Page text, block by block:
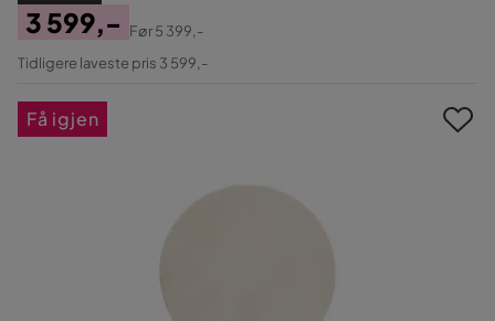
Pris
3 599,-
Original
Før5 399,-
Tidligere laveste pris 3 599,-
Få igjen